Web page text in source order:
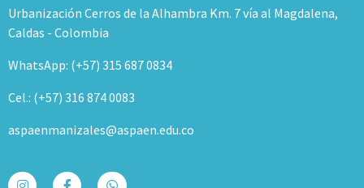
Urbanización Cerros de la Alhambra Km. 7 vía al Magdalena,
Caldas - Colombia
WhatsApp: (+57) 315 687 0834
Cel.: (+57) 316 874 0083
aspaenmanizales@aspaen.edu.co